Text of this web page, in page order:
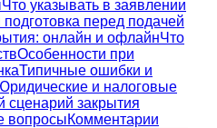
Что указывать в заявлении
перед подачей
онлайн и офлайнЧто
Особенности при
Типичные ошибки и
и налоговые
сценарий закрытия
вопросыКомментарии